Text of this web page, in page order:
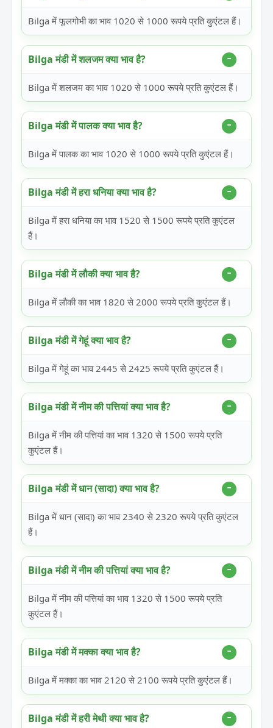
Bilga में फूलगोभी का भाव 1020 से 1000 रूपये प्रति कुएंटल हैं।
Bilga मंडी में शलजम क्या भाव है?
Bilga में शलजम का भाव 1020 से 1000 रूपये प्रति कुएंटल हैं।
Bilga मंडी में पालक क्या भाव है?
Bilga में पालक का भाव 1020 से 1000 रूपये प्रति कुएंटल हैं।
Bilga मंडी में हरा धनिया क्या भाव है?
Bilga में हरा धनिया का भाव 1520 से 1500 रूपये प्रति कुएंटल
हैं।
Bilga मंडी में लौकी क्या भाव है?
Bilga में लौकी का भाव 1820 से 2000 रूपये प्रति कुएंटल हैं।
Bilga मंडी में गेहूं क्या भाव है?
Bilga में गेहूं का भाव 2445 से 2425 रूपये प्रति कुएंटल हैं।
Bilga मंडी में नीम की पत्तियां क्या भाव है?
Bilga में नीम की पत्तियां का भाव 1320 से 1500 रूपये प्रति
कुएंटल हैं।
Bilga मंडी में धान (सादा) क्या भाव है?
Bilga में धान (सादा) का भाव 2340 से 2320 रूपये प्रति कुएंटल
हैं।
Bilga मंडी में नीम की पत्तियां क्या भाव है?
Bilga में नीम की पत्तियां का भाव 1320 से 1500 रूपये प्रति
कुएंटल हैं।
Bilga मंडी में मक्का क्या भाव है?
Bilga में मक्का का भाव 2120 से 2100 रूपये प्रति कुएंटल हैं।
Bilga मंडी में हरी मेथी क्या भाव है?